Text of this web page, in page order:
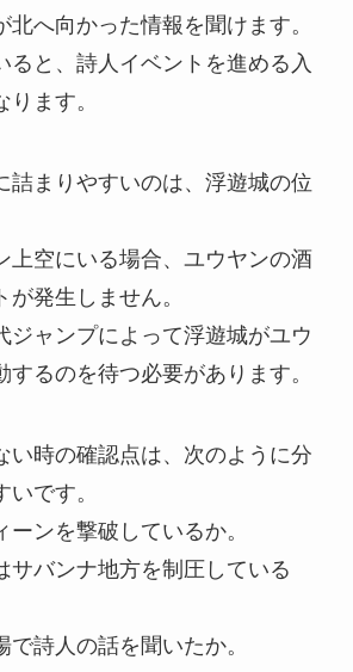
へ向かった情報を聞けます。
ると、詩人イベントを進める入
ます。
詰まりやすいのは、浮遊城の位
上空にいる場合、ユウヤンの酒
発生しません。
ジャンプによって浮遊城がユウ
するのを待つ必要があります。
い時の確認点は、次のように分
です。
ーンを撃破しているか。
サバンナ地方を制圧している
で詩人の話を聞いたか。